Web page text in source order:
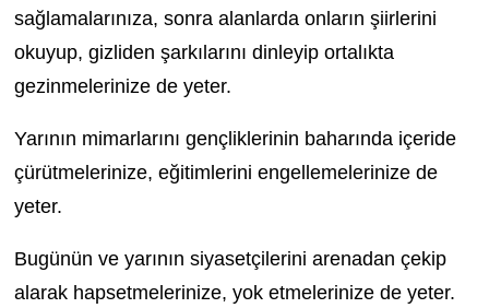
sağlamalarınıza, sonra alanlarda onların şiirlerini
okuyup, gizliden şarkılarını dinleyip ortalıkta
gezinmelerinize de yeter.
Yarının mimarlarını gençliklerinin baharında içeride
çürütmelerinize, eğitimlerini engellemelerinize de
yeter.
Bugünün ve yarının siyasetçilerini arenadan çekip
alarak hapsetmelerinize, yok etmelerinize de yeter.